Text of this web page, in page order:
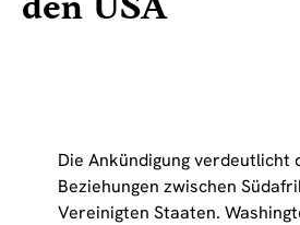
Die Ankündigung verdeutlicht
Beziehungen zwischen
Vereinigten Staaten.